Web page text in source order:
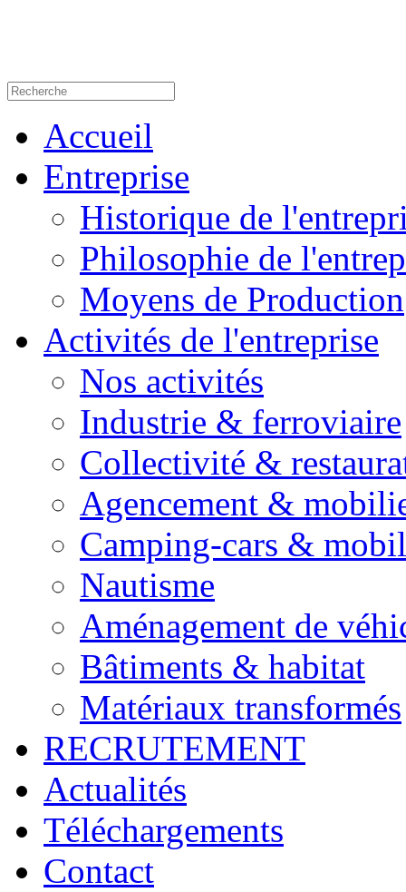
Accueil
Entreprise
Historique de
Philosophie de
Moyens de Production
Activités de l'entreprise
Nos activités
Industrie & ferroviaire
Collectivité &
Agencement &
Camping-cars &
Nautisme
Aménagement de
Bâtiments & habitat
Matériaux transformés
RECRUTEMENT
Actualités
Téléchargements
Contact